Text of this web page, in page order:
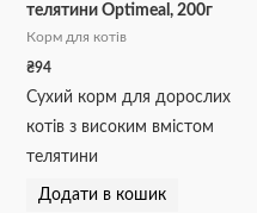
телятини Optimeal, 200г
Корм для котів
₴94
Сухий корм для дорослих
котів з високим вмістом
телятини
Додати в кошик